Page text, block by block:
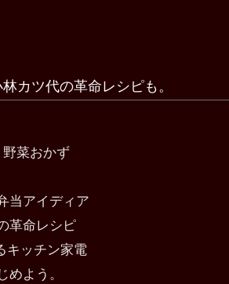
カツ代の革命レシピも。
菜おかず
当アイディア
革命レシピ
キッチン家電
よう。